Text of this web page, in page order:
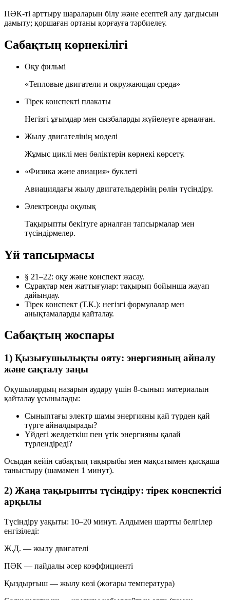
ПӘК-ті арттыру шараларын білу және есептей алу дағдысын
дамыту; қоршаған ортаны қорғауға тәрбиелеу.
Сабақтың көрнекілігі
Оқу фильмі
«Тепловые двигатели и окружающая среда»
Тірек конспекті плакаты
Негізгі ұғымдар мен сызбаларды жүйелеуге арналған.
Жылу двигателінің моделі
Жұмыс циклі мен бөліктерін көрнекі көрсету.
«Физика және авиация» буклеті
Авиациядағы жылу двигательдерінің рөлін түсіндіру.
Электронды оқулық
Тақырыпты бекітуге арналған тапсырмалар мен
түсіндірмелер.
Үй тапсырмасы
§ 21–22: оқу және конспект жасау.
Сұрақтар мен жаттығулар: тақырып бойынша жауап
дайындау.
Тірек конспект (Т.К.): негізгі формулалар мен
анықтамаларды қайталау.
Сабақтың жоспары
1) Қызығушылықты ояту: энергияның айналу
және сақталу заңы
Оқушылардың назарын аудару үшін 8-сынып материалын
қайталау ұсынылады:
Сыныптағы электр шамы энергияны қай түрден қай
түрге айналдырады?
Үйдегі желдеткіш пен үтік энергияны қалай
түрлендіреді?
Осыдан кейін сабақтың тақырыбы мен мақсатымен қысқаша
таныстыру (шамамен 1 минут).
2) Жаңа тақырыпты түсіндіру: тірек конспектісі
арқылы
Түсіндіру уақыты: 10–20 минут. Алдымен шартты белгілер
енгізіледі:
Ж.Д. — жылу двигателі
ПӘК — пайдалы әсер коэффициенті
Қыздырғыш — жылу көзі (жоғары температура)